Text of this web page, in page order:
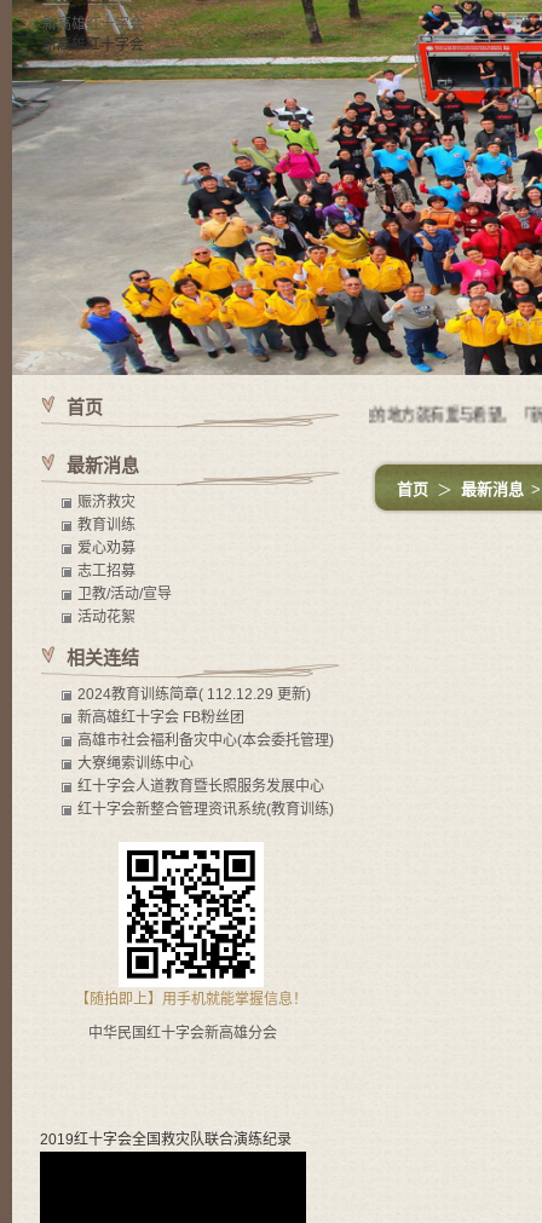
新高雄红十字会
新高雄红十字会
使命 有苦难的地方就有红十字会，有红十字会的地方就有爱与希望。「新
首页 ＞ 最新消息
首页
最新消息
赈济救灾
教育训练
爱心劝募
志工招募
卫教/活动/宣导
活动花絮
相关连结
2024教育训练简章( 112.12.29 更新)
新高雄红十字会 FB粉丝团
高雄市社会褔利备灾中心(本会委托管理)
大寮绳索训练中心
红十字会人道教育暨长照服务发展中心
红十字会新整合管理资讯系统(教育训练)
【随拍即上】用手机就能掌握信息！
中华民国红十字会新高雄分会
2019红十字会全国救灾队联合演练纪录